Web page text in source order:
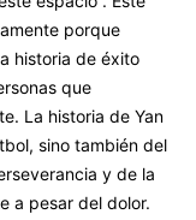
porque
historia de éxito
que
La historia de Yan
sino también del
y de la
a pesar del dolor.